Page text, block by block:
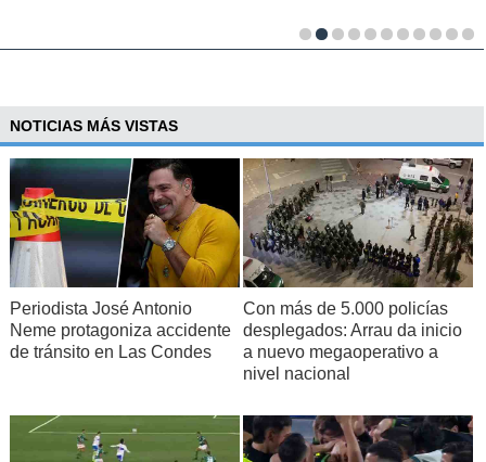
NOTICIAS MÁS VISTAS
Periodista José Antonio
Neme protagoniza accidente
de tránsito en Las Condes
Con más de 5.000 policías
desplegados: Arrau da inicio
a nuevo megaoperativo a
nivel nacional